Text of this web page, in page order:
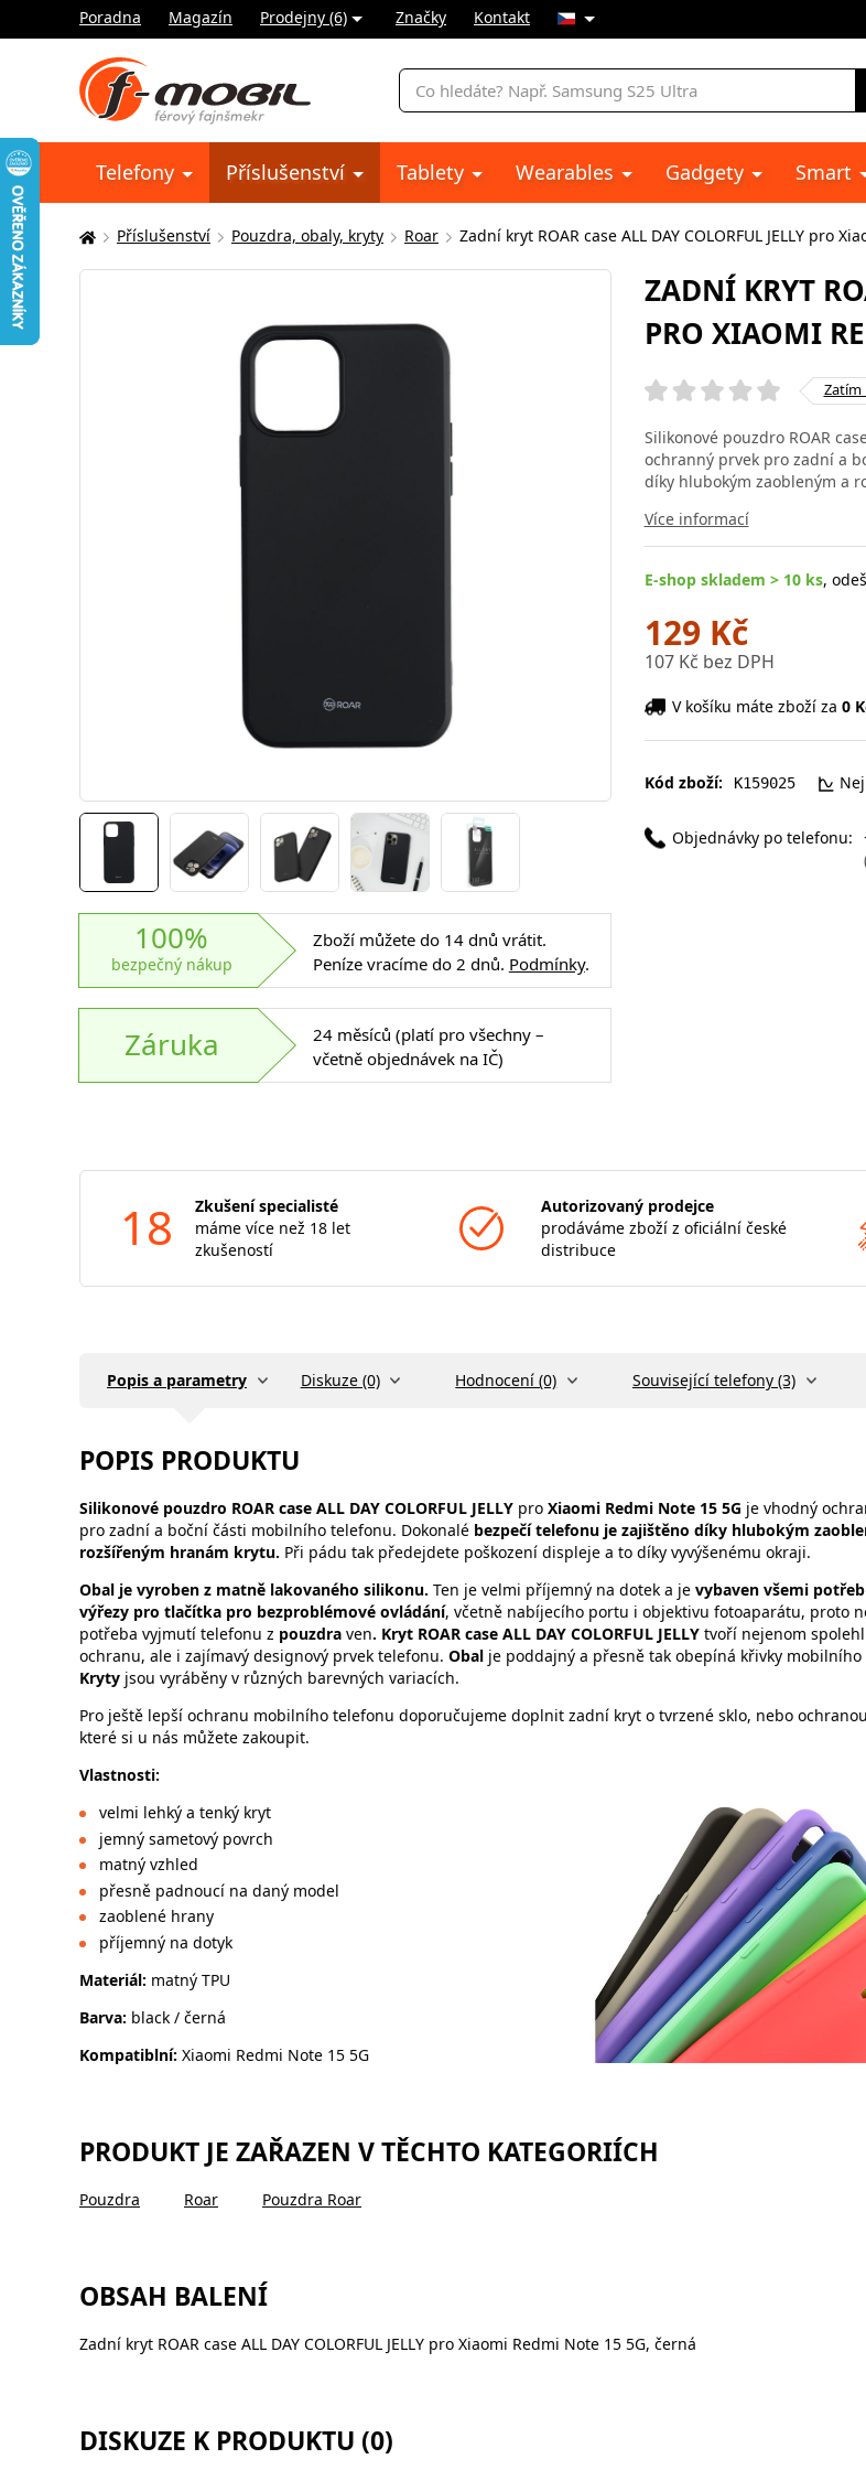
Poradna Magazín Prodejny (6) Značky Kontakt
Vyhledávání
Telefony Příslušenství Tablety Wearables Gadgety Smart
Zde
se
Příslušenství Pouzdra, obaly, kryty Roar Zadní kryt ROAR case ALL DAY COLORFUL JELLY pro
100%
bezpečný nákup
Zboží můžete do 14 dnů vrátit.
Peníze vracíme do 2 dnů. Podmínky.
Záruka
24 měsíců (platí pro všechny –
včetně objednávek na IČ)
ZADNÍ KRYT
PRO XIAOMI
Zatím
Silikonové pouzdro ROAR
ochranný prvek pro zadní a
díky hlubokým zaobleným a
Více informací
E-shop skladem > 10 ks,
129 Kč
107 Kč bez DPH
V košíku máte zboží za 0
Kód zboží: K159025
Objednávky po telefonu:
18
Zkušení specialisté
máme více než 18 let
zkušeností
Autorizovaný prodejce
prodáváme zboží z oficiální české
distribuce
Popis a parametry Diskuze (0) Hodnocení (0) Související telefony (3)
POPIS PRODUKTU
Silikonové pouzdro ROAR case ALL DAY COLORFUL JELLY pro Xiaomi Redmi Note 15 5G je vhodný
pro zadní a boční části mobilního telefonu. Dokonalé bezpečí telefonu je zajištěno díky hlubokým
rozšířeným hranám krytu. Při pádu tak předejdete poškození displeje a to díky vyvýšenému okraji.
Obal je vyroben z matně lakovaného silikonu. Ten je velmi příjemný na dotek a je vybaven všemi
výřezy pro tlačítka pro bezproblémové ovládání, včetně nabíjecího portu i objektivu fotoaparátu, proto
potřeba vyjmutí telefonu z pouzdra ven. Kryt ROAR case ALL DAY COLORFUL JELLY tvoří nejenom
ochranu, ale i zajímavý designový prvek telefonu. Obal je poddajný a přesně tak obepíná křivky
Kryty jsou vyráběny v různých barevných variacích.
Pro ještě lepší ochranu mobilního telefonu doporučujeme doplnit zadní kryt o tvrzené sklo, nebo
které si u nás můžete zakoupit.
Vlastnosti:
velmi lehký a tenký kryt
jemný sametový povrch
matný vzhled
přesně padnoucí na daný model
zaoblené hrany
příjemný na dotyk
Materiál: matný TPU
Barva: black / černá
Kompatiblní: Xiaomi Redmi Note 15 5G
PRODUKT JE ZAŘAZEN V TĚCHTO KATEGORIÍCH
Pouzdra Roar Pouzdra Roar
OBSAH BALENÍ
Zadní kryt ROAR case ALL DAY COLORFUL JELLY pro Xiaomi Redmi Note 15 5G, černá
DISKUZE K PRODUKTU (0)